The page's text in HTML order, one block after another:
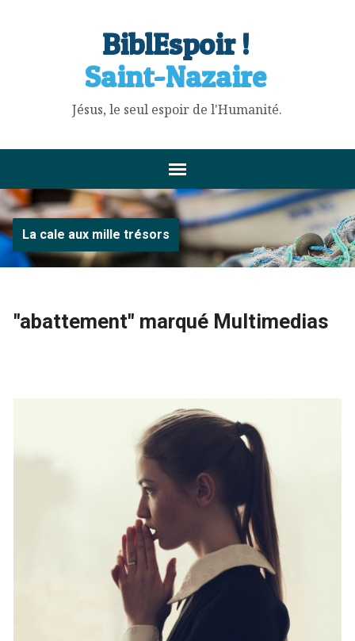
BiblEspoir !
Saint-Nazaire
Jésus, le seul espoir de l'Humanité.
La cale aux mille trésors
"abattement" marqué Multimedias